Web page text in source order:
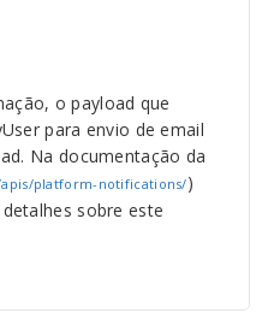
o payload que
para envio de email
Na documentação da
platform-notifications/)
sobre este